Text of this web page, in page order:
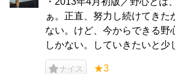
ぁ。正直、努力し続けてきた
ない。けど、今からできる野
しかない。していきたいと少
ナイス ★3